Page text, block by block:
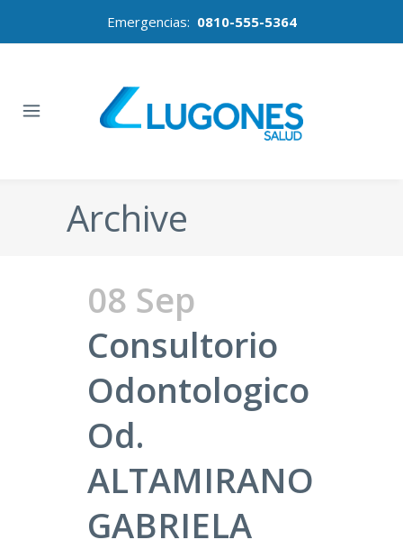
Emergencias: 0810-555-5364
Archive
08 Sep
Consultorio
Odontologico
Od.
ALTAMIRANO
GABRIELA